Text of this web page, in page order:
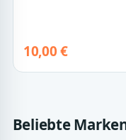
10,00 €
Beliebte